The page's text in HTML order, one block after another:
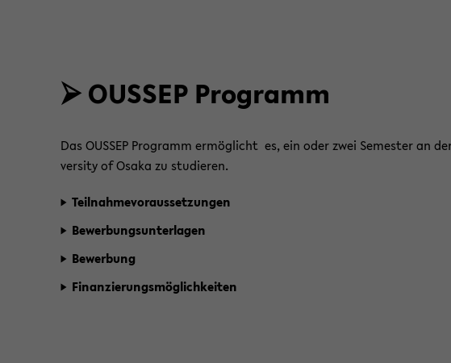
⮚ OUSSEP Pro­gramm
Das OUSSEP Pro­gramm er­mög­licht es, ein oder zwei Se­mes­ter an
ver­si­ty of Osaka zu stu­die­ren.
Teil­nah­me­vor­aus­set­zun­gen
Be­wer­bungs­un­ter­la­gen
Be­wer­bung
Fi­nan­zie­rungs­mög­lich­kei­ten